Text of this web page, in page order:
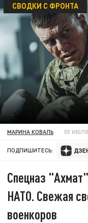
СВОДКИ С ФРОНТА
МАРИНА КОВАЛЬ 05 ИЮЛЯ
ПОДПИШИТЕСЬ:
Спецназ
НАТО. Свежая
военкоров